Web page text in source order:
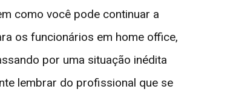
como você pode continuar a
os funcionários em home office,
por uma situação inédita
lembrar do profissional que se